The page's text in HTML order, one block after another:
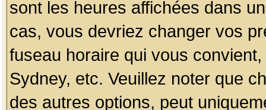
sont les heures affichées dans
cas, vous devriez changer vos
fuseau horaire qui vous
Sydney, etc. Veuillez noter que
des autres options, peut